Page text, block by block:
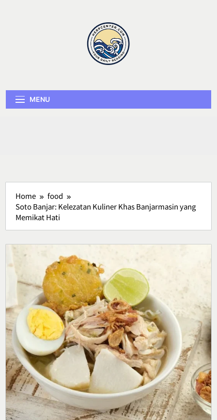
MENU
Home
food
Soto Banjar: Kelezatan Kuliner Khas Banjarmasin yang
Memikat Hati